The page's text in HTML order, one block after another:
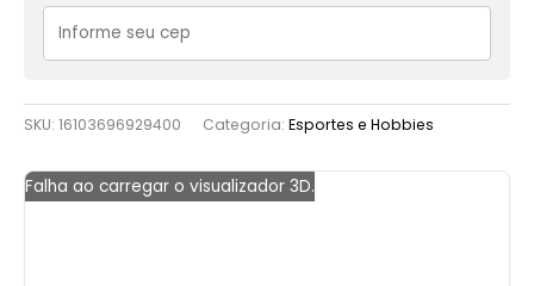
SKU: 16103696929400 Categoria: Esportes e Hobbies
Falha ao carregar o visualizador 3D.